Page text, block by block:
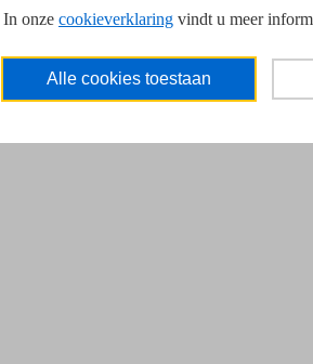
In onze cookieverklaring vindt u meer
Alle cookies toestaan